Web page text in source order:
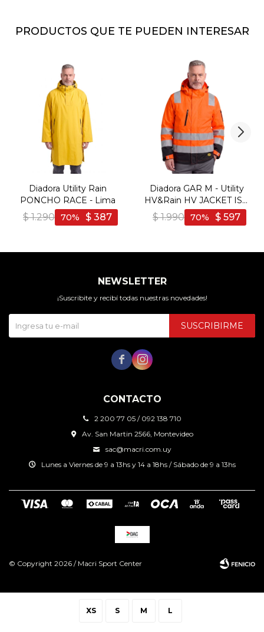
XS S M L
PRODUCTOS QUE TE PUEDEN INTERESAR
Diadora Utility Rain
PONCHO RACE - Lima
$ 1.290 $ 387
70
Diadora GAR M - Utility
HV&Rain HV JACKET ISO
20471 EXTERNAL SHELL
- Naranja
$ 1.990 $ 597
70
CONTACTO
2 200 77 05 / 092 138 710
Av. San Martin 2566, Montevideo
sac@macri.com.uy
Lunes a Viernes de 9 a 13hs y 14 a 18hs / Sábado de 9 a 13hs
NEWSLETTER
¡Suscribite y recibí todas nuestras novedades!
SUSCRIBIRME
 
© Copyright 2026 / Macri Sport Center